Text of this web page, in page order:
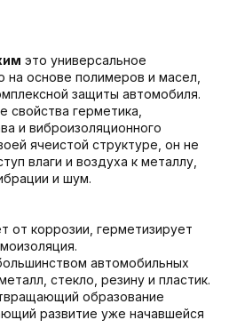
это универсальное
на основе полимеров и масел,
защиты автомобиля.
свойства герметика,
и виброизоляционного
ячеистой структуре, он не
влаги и воздуха к металлу,
и шум.
коррозии, герметизирует
автомобильных
стекло, резину и пластик.
образование
развитие уже начавшейся